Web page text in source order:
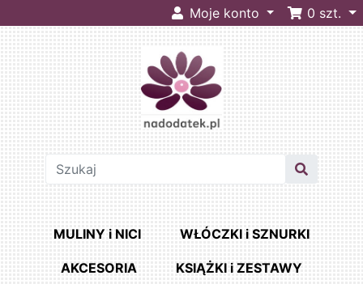
Moje konto 0 szt.
MULINY i NICI WŁÓCZKI i SZNURKI
AKCESORIA KSIĄŻKI i ZESTAWY